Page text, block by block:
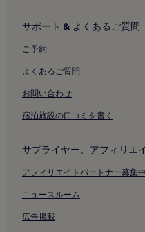
サポート & よくあるご質問
ご予約
よくあるご質問
お問い合わせ
宿泊施設の口コミを書く
サプライヤー、アフィリエ
アフィリエイトパートナー募集中
ニュースルーム
広告掲載